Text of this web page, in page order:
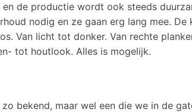
de productie wordt ook steeds
nodig en ze gaan erg lang mee. De
Van licht tot donker. Van rechte
tot houtlook. Alles is mogelijk.
bekend, maar wel een die we in de